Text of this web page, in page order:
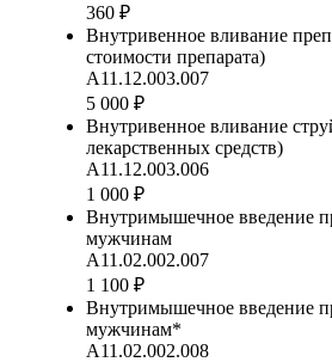
360 ₽
Внутривенное вливание
стоимости препарата)
А11.12.003.007
5 000 ₽
Внутривенное вливание
лекарственных средств)
А11.12.003.006
1 000 ₽
Внутримышечное
мужчинам
А11.02.002.007
1 100 ₽
Внутримышечное введение
мужчинам*
А11.02.002.008